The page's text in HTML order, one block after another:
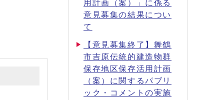
用計画（案）」に係る
意見募集の結果につい
て
【意見募集終了】舞鶴
市吉原伝統的建造物群
保存地区保存活用計画
（案）に関するパブリ
ック・コメントの実施